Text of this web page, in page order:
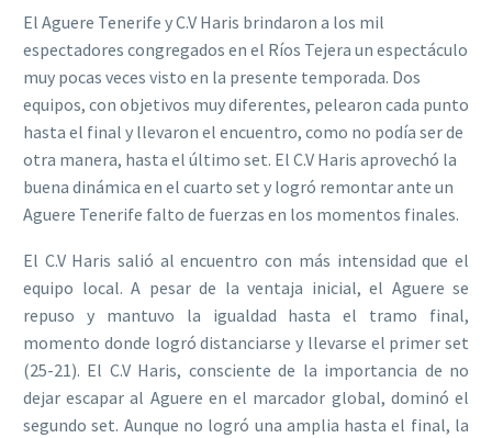
El Aguere Tenerife y C.V Haris brindaron a los mil
espectadores congregados en el Ríos Tejera un espectáculo
muy pocas veces visto en la presente temporada. Dos
equipos, con objetivos muy diferentes, pelearon cada punto
hasta el final y llevaron el encuentro, como no podía ser de
otra manera, hasta el último set. El C.V Haris aprovechó la
buena dinámica en el cuarto set y logró remontar ante un
Aguere Tenerife falto de fuerzas en los momentos finales.
El C.V Haris salió al encuentro con más intensidad que el
equipo local. A pesar de la ventaja inicial, el Aguere se
repuso y mantuvo la igualdad hasta el tramo final,
momento donde logró distanciarse y llevarse el primer set
(25-21). El C.V Haris, consciente de la importancia de no
dejar escapar al Aguere en el marcador global, dominó el
segundo set. Aunque no logró una amplia hasta el final, la